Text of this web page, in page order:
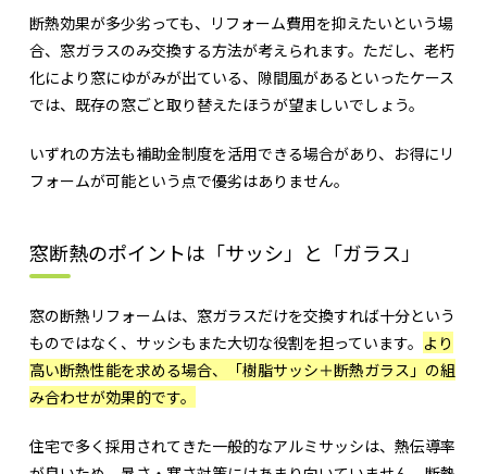
断熱効果が多少劣っても、リフォーム費用を抑えたいという場
合、窓ガラスのみ交換する方法が考えられます。ただし、老朽
化により窓にゆがみが出ている、隙間風があるといったケース
では、既存の窓ごと取り替えたほうが望ましいでしょう。
いずれの方法も補助金制度を活用できる場合があり、お得にリ
フォームが可能という点で優劣はありません。
窓断熱のポイントは「サッシ」と「ガラス」
窓の断熱リフォームは、窓ガラスだけを交換すれば十分という
ものではなく、サッシもまた大切な役割を担っています。 より
高い断熱性能を求める場合、「樹脂サッシ＋断熱ガラス」の組
み合わせが効果的です。
住宅で多く採用されてきた一般的なアルミサッシは、熱伝導率